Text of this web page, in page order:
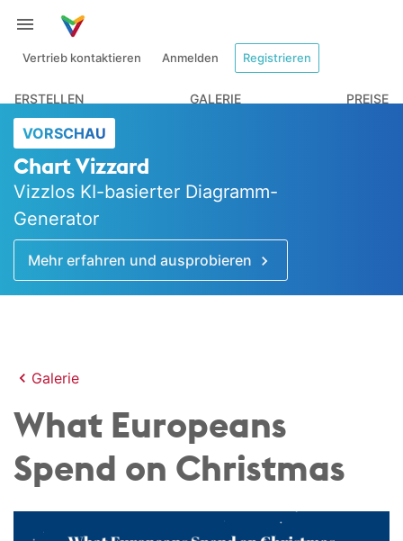
Vertrieb kontaktieren Anmelden Registrieren
ERSTELLEN GALERIE PREISE
VORSCHAU
Chart Vizzard
Vizzlos KI-basierter Diagramm-
Generator
Mehr erfahren und ausprobieren
Galerie
What Europeans
Spend on Christmas